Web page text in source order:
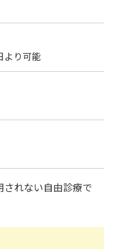
より可能
れない自由診療で